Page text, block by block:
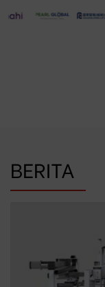
BERITA